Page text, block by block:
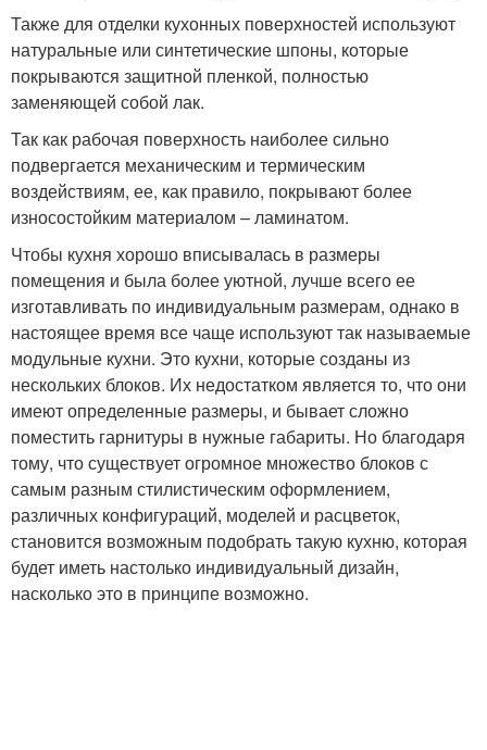
Также для отделки кухонных поверхностей используют
натуральные или синтетические шпоны, которые
покрываются защитной пленкой, полностью
заменяющей собой лак.
Так как рабочая поверхность наиболее сильно
подвергается механическим и термическим
воздействиям, ее, как правило, покрывают более
износостойким материалом – ламинатом.
Чтобы кухня хорошо вписывалась в размеры
помещения и была более уютной, лучше всего ее
изготавливать по индивидуальным размерам, однако в
настоящее время все чаще используют так называемые
модульные кухни. Это кухни, которые созданы из
нескольких блоков. Их недостатком является то, что они
имеют определенные размеры, и бывает сложно
поместить гарнитуры в нужные габариты. Но благодаря
тому, что существует огромное множество блоков с
самым разным стилистическим оформлением,
различных конфигураций, моделей и расцветок,
становится возможным подобрать такую кухню, которая
будет иметь настолько индивидуальный дизайн,
насколько это в принципе возможно.